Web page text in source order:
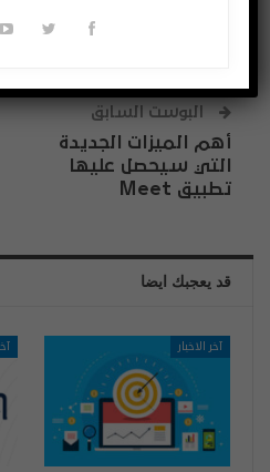
البوست السابق
أهم الميزات الجديدة
التي سيحصل عليها
تطبيق Meet
قد يعجبك ايضا
آخر الاخبار